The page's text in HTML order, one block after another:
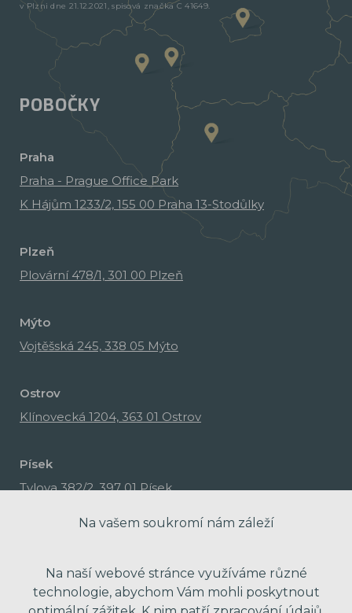
v Plzni dne 21.12.2021, spisová značka C 41649.
POBOČKY
Praha
Praha - Prague Office Park
K Hájům 1233/2, 155 00 Praha 13-Stodůlky
Plzeň
Plovární 478/1, 301 00 Plzeň
Mýto
Vojtěšská 245, 338 05 Mýto
Ostrov
Klínovecká 1204, 363 01 Ostrov
Písek
Tylova 382/2, 397 01 Písek
Na vašem soukromí nám záleží
Na naší webové stránce využíváme různé
technologie, abychom Vám mohli poskytnout